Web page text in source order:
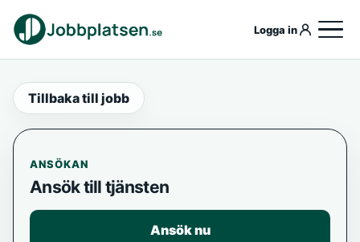
Logga in
Tillbaka till jobb
ANSÖKAN
Ansök till tjänsten
Ansök nu